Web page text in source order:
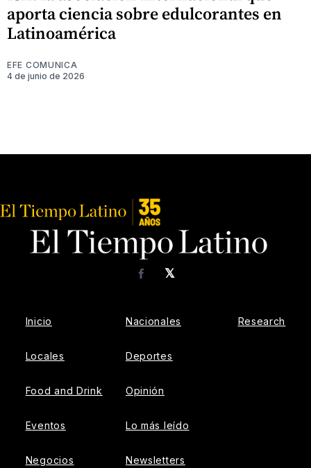
aporta ciencia sobre edulcorantes en
Latinoamérica
EFE COMUNICA
4 de junio de 2026
𝕏
Facebook
Inicio
Locales
Food and Drink
Eventos
Negocios
Nacionales
Deportes
Opinión
Lo más leído
Newsletters
Research